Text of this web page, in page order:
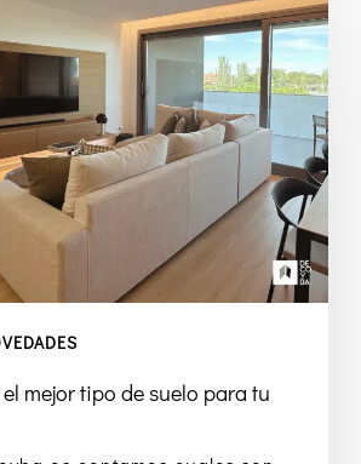
mejor tipo de suelo para tu